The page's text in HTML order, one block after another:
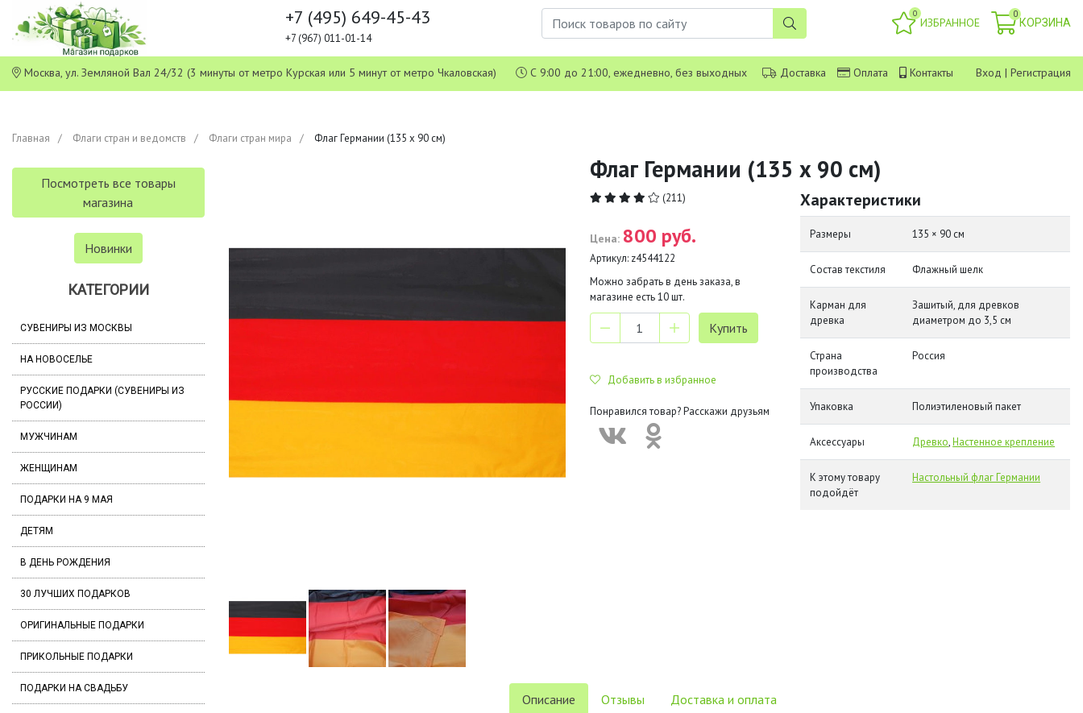
+7 (495) 649-45-43
+7 (967) 011-01-14
0
ИЗБРАННОЕ
0
КОРЗИНА
Москва, ул. Земляной Вал 24/32 (3 минуты от метро Курская или 5 минут от метро Чкаловская) С 9:00 до 21:00, ежедневно, без выходных Доставка Оплата Контакты Вход | Регистрация
Главная Флаги стран и ведомств Флаги стран мира Флаг Германии (135 х 90 см)
Посмотреть все товары
магазина
Новинки
КАТЕГОРИИ
СУВЕНИРЫ ИЗ МОСКВЫ
НА НОВОСЕЛЬЕ
РУССКИЕ ПОДАРКИ (СУВЕНИРЫ ИЗ
РОССИИ)
МУЖЧИНАМ
ЖЕНЩИНАМ
ПОДАРКИ НА 9 МАЯ
ДЕТЯМ
В ДЕНЬ РОЖДЕНИЯ
30 ЛУЧШИХ ПОДАРКОВ
ОРИГИНАЛЬНЫЕ ПОДАРКИ
ПРИКОЛЬНЫЕ ПОДАРКИ
ПОДАРКИ НА СВАДЬБУ
Флаг Германии (135 х 90 см)
(211)
Цена: 800 руб.
Артикул: z4544122
Можно забрать в день заказа, в
магазине есть10шт.
Добавить в избранное
Понравился товар? Расскажи друзьям
Характеристики
Размеры 135 × 90 см
Состав текстиля Флажный шелк
Карман для
древка
Зашитый, для древков
диаметром до 3,5 см
Страна
производства
Россия
Упаковка Полиэтиленовый пакет
Аксессуары Древко,Настенное крепление
К этому товару
подойдёт
Настольный флаг Германии
Описание Отзывы Доставка и оплата